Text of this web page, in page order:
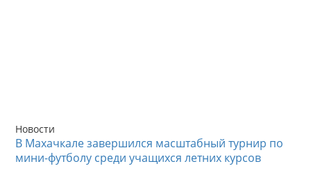
Новости
В Махачкале завершился масштабный турнир по
мини-футболу среди учащихся летних курсов